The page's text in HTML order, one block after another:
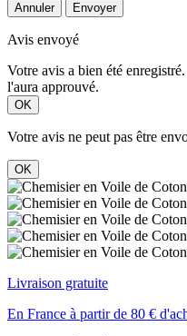
Annuler Envoyer
Avis envoyé
Votre avis a bien été
l'aura approuvé.
OK
Votre avis ne peut pas être
OK
Livraison gratuite
En France à partir de 80 €